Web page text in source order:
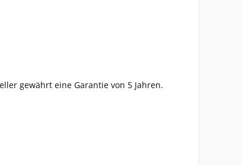
gewährt eine Garantie von 5 Jahren.